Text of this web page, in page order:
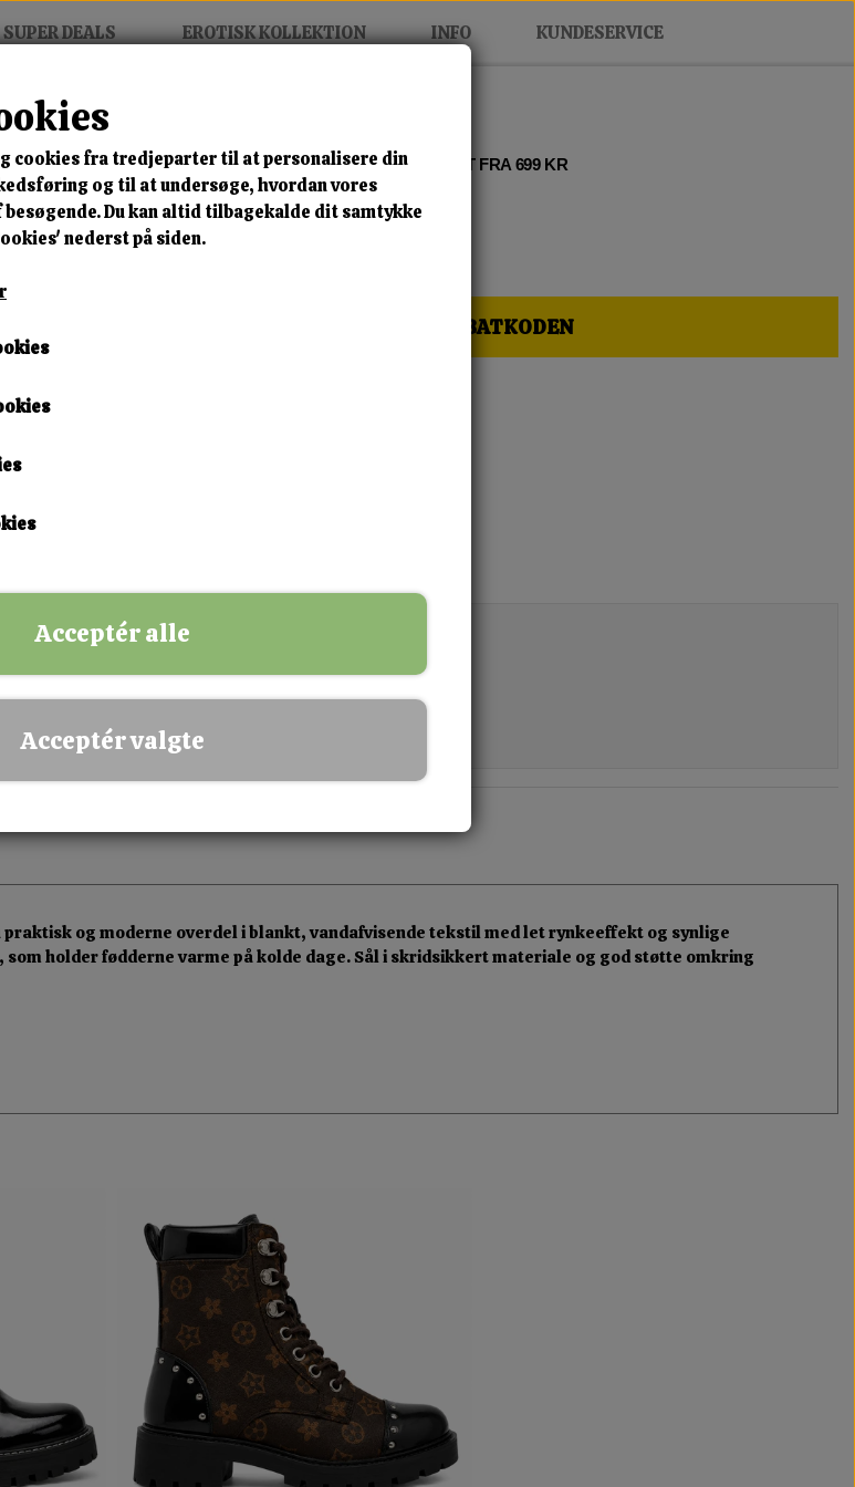
SUPER DEALS EROTISK KOLLEKTION INFO KUNDESERVICE
MIX FRIT • KØB 3 BETAL FOR 2 • FRI FRAGT FRA 699 KR
Boot
🎁 SPAR 10 % – KLIK HER OG FÅ RABATKODEN
Esbjerg
og moderne overdel i blankt, vandafvisende tekstil med let rynkeeffekt og synlige
holder fødderne varme på kolde dage. Sål i skridsikkert materiale og god støtte omkring
cookies fra tredjeparter til at personalisere din
og til at undersøge, hvordan vores
Du kan altid tilbagekalde dit samtykke
nederst på siden.
Acceptér alle
Acceptér valgte